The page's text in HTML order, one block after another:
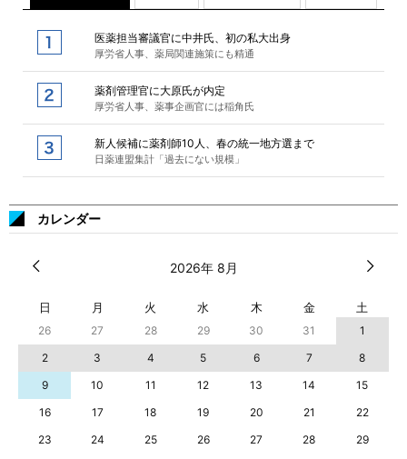
医薬担当審議官に中井氏、初の私大出身
厚労省人事、薬局関連施策にも精通
薬剤管理官に大原氏が内定
厚労省人事、薬事企画官には稲角氏
新人候補に薬剤師10人、春の統一地方選まで
日薬連盟集計「過去にない規模」
カレンダー
2026年 8月
日 月 火 水 木 金 土
26 27 28 29 30 31
1
2
3 4 5 6 7
8
9
10 11 12 13 14
15
16
17 18 19 20 21
22
23
24 25 26 27 28
29